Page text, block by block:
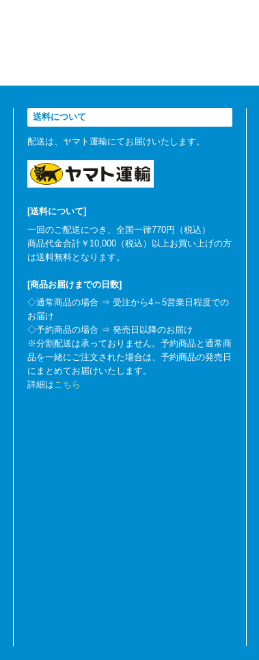
送料について
配送は、ヤマト運輸にてお届けいたします。
[送料について]
一回のご配送につき、全国一律770円（税込）
商品代金合計￥10,000（税込）以上お買い上げの方
は送料無料となります。
[商品お届けまでの日数]
◇通常商品の場合 ⇒ 受注から4～5営業日程度での
お届け
◇予約商品の場合 ⇒ 発売日以降のお届け
※分割配送は承っておりません。予約商品と通常商
品を一緒にご注文された場合は、予約商品の発売日
にまとめてお届けいたします。
詳細はこちら